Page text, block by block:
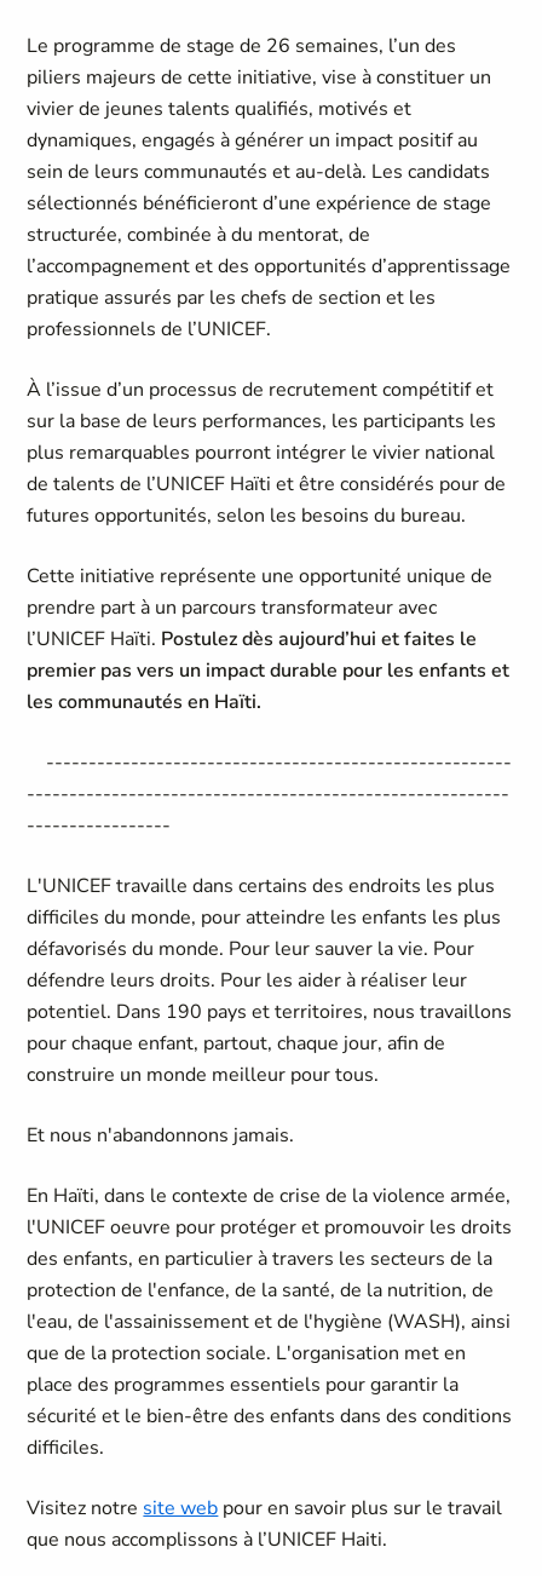
Le programme de stage de 26 semaines, l’un des
piliers majeurs de cette initiative, vise à constituer un
vivier de jeunes talents qualifiés, motivés et
dynamiques, engagés à générer un impact positif au
sein de leurs communautés et au-delà. Les candidats
sélectionnés bénéficieront d’une expérience de stage
structurée, combinée à du mentorat, de
l’accompagnement et des opportunités d’apprentissage
pratique assurés par les chefs de section et les
professionnels de l’UNICEF.
À l’issue d’un processus de recrutement compétitif et
sur la base de leurs performances, les participants les
plus remarquables pourront intégrer le vivier national
de talents de l’UNICEF Haïti et être considérés pour de
futures opportunités, selon les besoins du bureau.
Cette initiative représente une opportunité unique de
prendre part à un parcours transformateur avec
l’UNICEF Haïti. Postulez dès aujourd’hui et faites le
premier pas vers un impact durable pour les enfants et
les communautés en Haïti.
-------------------------------------------------------
---------------------------------------------------------
-----------------
L'UNICEF travaille dans certains des endroits les plus
difficiles du monde, pour atteindre les enfants les plus
défavorisés du monde. Pour leur sauver la vie. Pour
défendre leurs droits. Pour les aider à réaliser leur
potentiel. Dans 190 pays et territoires, nous travaillons
pour chaque enfant, partout, chaque jour, afin de
construire un monde meilleur pour tous.
Et nous n'abandonnons jamais.
En Haïti, dans le contexte de crise de la violence armée,
l'UNICEF oeuvre pour protéger et promouvoir les droits
des enfants, en particulier à travers les secteurs de la
protection de l'enfance, de la santé, de la nutrition, de
l'eau, de l'assainissement et de l'hygiène (WASH), ainsi
que de la protection sociale. L'organisation met en
place des programmes essentiels pour garantir la
sécurité et le bien-être des enfants dans des conditions
difficiles.
Visitez notre site web pour en savoir plus sur le travail
que nous accomplissons à l’UNICEF Haiti.